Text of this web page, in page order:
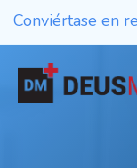
Conviértase en